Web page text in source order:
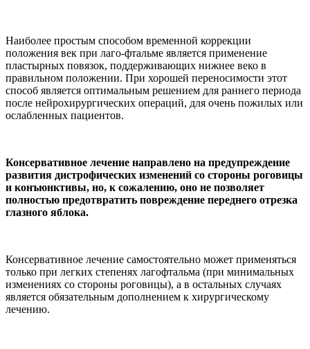
Наиболее простым способом временной коррекции
положения век при лаго-фтальме является применение
пластырных повязок, поддерживающих нижнее веко в
правильном положении. При хорошей переносимости этот
способ является оптимальным решением для раннего периода
после нейрохирургических операций, для очень пожилых или
ослабленных пациентов.
Консервативное лечение направлено на предупреждение
развития дистрофических изменений со стороны роговицы
и конъюнктивы, но, к сожалению, оно не позволяет
полностью предотвратить повреждение переднего отрезка
глазного яблока.
Консервативное лечение самостоятельно может применяться
только при легких степенях лагофтальма (при минимальных
изменениях со стороны роговицы), а в остальных случаях
является обязательным дополнением к хирургическому
лечению.